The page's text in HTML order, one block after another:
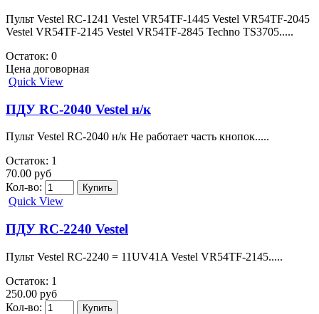
Пульт Vestel RC-1241 Vestel VR54TF-1445 Vestel VR54TF-2045
Vestel VR54TF-2145 Vestel VR54TF-2845 Techno TS3705.....
Остаток: 0
Цена договорная
Quick View
ПДУ RC-2040 Vestel н/к
Пульт Vestel RC-2040 н/к Не работает часть кнопок.....
Остаток: 1
70.00 руб
Кол-во:
Quick View
ПДУ RC-2240 Vestel
Пульт Vestel RC-2240 = 11UV41A Vestel VR54TF-2145.....
Остаток: 1
250.00 руб
Кол-во: